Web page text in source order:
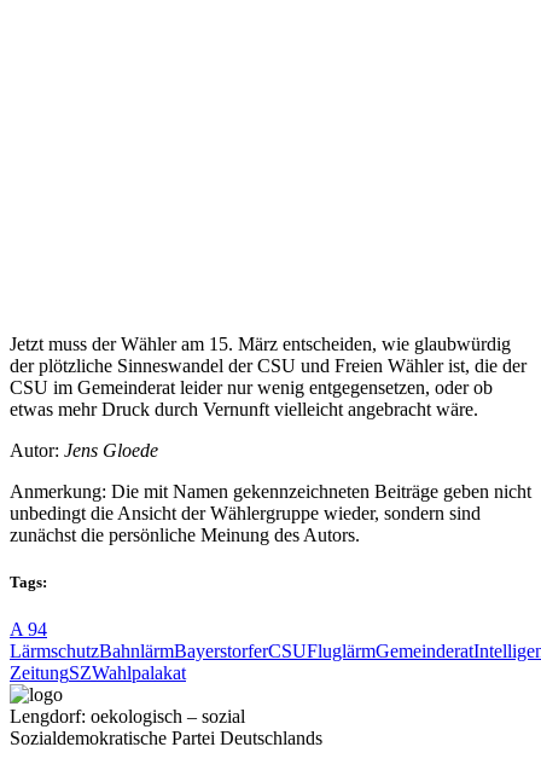
Jetzt muss der Wähler am 15. März entscheiden, wie glaubwürdig
der plötzliche Sinneswandel der CSU und Freien Wähler ist, die der
CSU im Gemeinderat leider nur wenig entgegensetzen, oder ob
etwas mehr Druck durch Vernunft vielleicht angebracht wäre.
Autor: Jens Gloede
Anmerkung: Die mit Namen gekennzeichneten Beiträge geben nicht
unbedingt die Ansicht der Wählergruppe wieder, sondern sind
zunächst die persönliche Meinung des Autors.
Tags:
A 94
LärmschutzBahnlärmBayerstorferCSUFluglärmGemeinderat
ZeitungSZWahlpalakat
Lengdorf: oekologisch – sozial
Sozialdemokratische Partei Deutschlands